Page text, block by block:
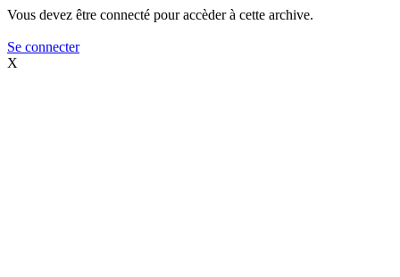
Vous devez être connecté pour accèder à cette archive.
Se connecter
X